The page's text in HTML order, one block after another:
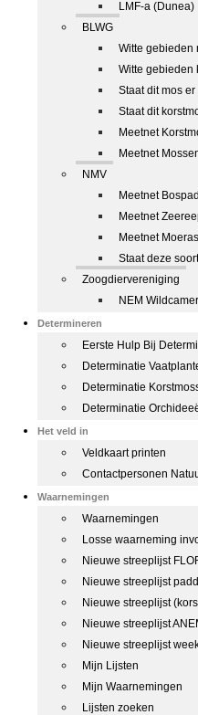
LMF-a (Dunea)
BLWG
Witte gebieden
Witte gebieden
Staat dit mos
Staat dit
Meetnet
Meetnet
NMV
Meetnet
Meetnet
Meetnet
Staat deze
Zoogdiervereniging
NEM
Determineren
Eerste Hulp Bij
Determinatie
Determinatie
Determinatie
Het veld in
Veldkaart printen
Contactpersonen
Waarnemingen
Waarnemingen
Losse waarneming
Nieuwe streeplijst
Nieuwe streeplijst
Nieuwe streeplijst
Nieuwe streeplijst
Nieuwe streeplijst
Mijn Lijsten
Mijn Waarnemingen
Lijsten zoeken